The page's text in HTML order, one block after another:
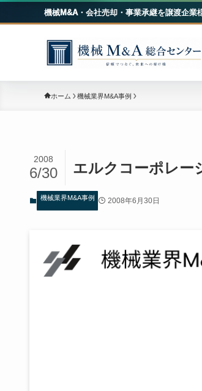
機械M&A・会社売却・事業承継を譲渡企業
ホーム 機械業界M&A事例
エルクコーポレー
2008
6/30
機械業界M&A事例 2008年6月30日